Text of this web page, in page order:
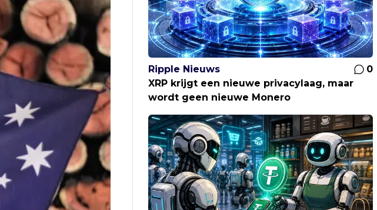
Ripple Nieuws
0
XRP krijgt een nieuwe privacylaag, maar
wordt geen nieuwe Monero